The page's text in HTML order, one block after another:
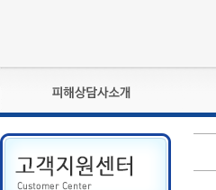
피해상담사란?
자격관리규정
상담사 자격증 확인